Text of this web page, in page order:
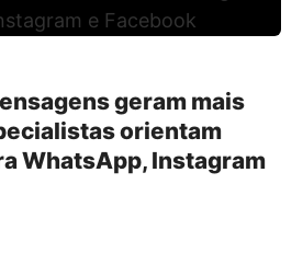
geram mais
orientam
WhatsApp, Instagram